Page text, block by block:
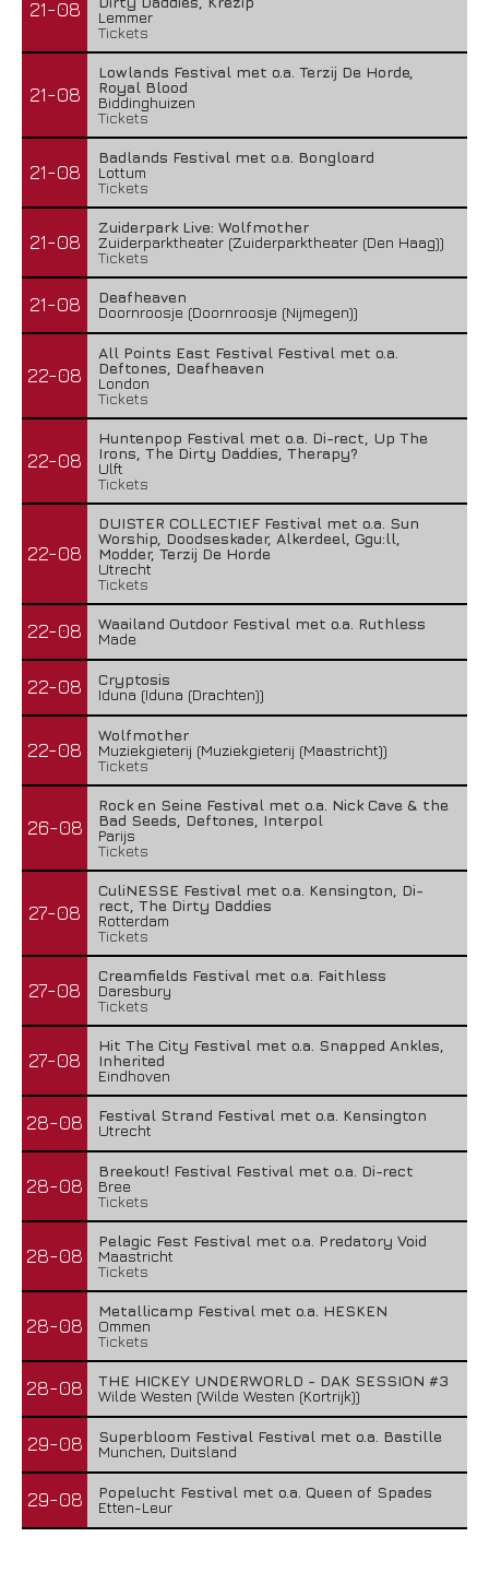
21-08
Lemmer
Tickets
21-08
Lowlands Festival met o.a. Terzij De Horde,
Royal Blood
Biddinghuizen
Tickets
21-08
Badlands Festival met o.a. Bongloard
Lottum
Tickets
21-08
Zuiderpark Live: Wolfmother
Zuiderparktheater (Zuiderparktheater (Den Haag))
Tickets
21-08
Deafheaven
Doornroosje (Doornroosje (Nijmegen))
22-08
All Points East Festival Festival met o.a.
Deftones, Deafheaven
London
Tickets
22-08
Huntenpop Festival met o.a. Di-rect, Up The
Irons, The Dirty Daddies, Therapy?
Ulft
Tickets
22-08
DUISTER COLLECTIEF Festival met o.a. Sun
Worship, Doodseskader, Alkerdeel, Ggu:ll,
Modder, Terzij De Horde
Utrecht
Tickets
22-08
Waailand Outdoor Festival met o.a. Ruthless
Made
22-08
Cryptosis
Iduna (Iduna (Drachten))
22-08
Wolfmother
Muziekgieterij (Muziekgieterij (Maastricht))
Tickets
26-08
Rock en Seine Festival met o.a. Nick Cave & the
Bad Seeds, Deftones, Interpol
Parijs
Tickets
27-08
CuliNESSE Festival met o.a. Kensington, Di-
rect, The Dirty Daddies
Rotterdam
Tickets
27-08
Creamfields Festival met o.a. Faithless
Daresbury
Tickets
27-08
Hit The City Festival met o.a. Snapped Ankles,
Inherited
Eindhoven
28-08
Festival Strand Festival met o.a. Kensington
Utrecht
28-08
Breekout! Festival Festival met o.a. Di-rect
Bree
Tickets
28-08
Pelagic Fest Festival met o.a. Predatory Void
Maastricht
Tickets
28-08
Metallicamp Festival met o.a. HESKEN
Ommen
Tickets
28-08
THE HICKEY UNDERWORLD - DAK SESSION #3
Wilde Westen (Wilde Westen (Kortrijk))
29-08
Superbloom Festival Festival met o.a. Bastille
Munchen, Duitsland
29-08
Popelucht Festival met o.a. Queen of Spades
Etten-Leur